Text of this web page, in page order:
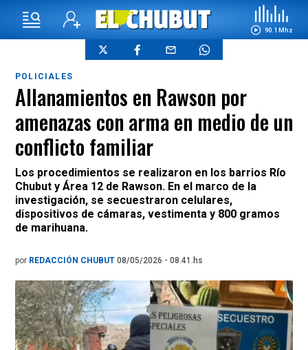
90.1 Mhz
POLICIALES
Allanamientos en Rawson por
amenazas con arma en medio de un
conflicto familiar
Los procedimientos se realizaron en los barrios Río
Chubut y Área 12 de Rawson. En el marco de la
investigación, se secuestraron celulares,
dispositivos de cámaras, vestimenta y 800 gramos
de marihuana.
por REDACCIÓN CHUBUT 08/05/2026 - 08.41.hs